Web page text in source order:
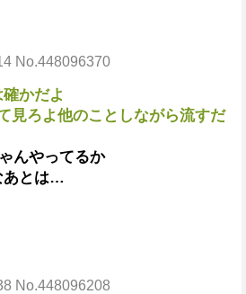
No.448096370
かだよ
見ろよ他のことしながら流すだ
んやってるか
あとは…
No.448096208